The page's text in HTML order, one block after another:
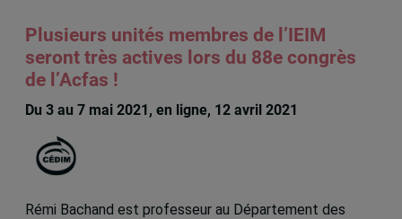
Plusieurs unités membres de l’IEIM
seront très actives lors du 88e congrès
de l’Acfas !
Du 3 au 7 mai 2021, en ligne, 12 avril 2021
Rémi Bachand est professeur au Département des